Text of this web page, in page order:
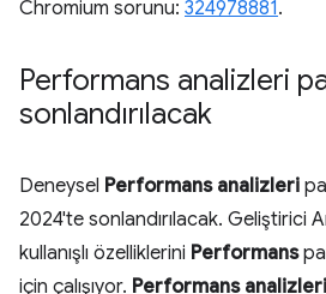
Chromium sorunu: 324978881.
Performans analizleri
sonlandırılacak
Deneysel Performans analizleri
2024'te sonlandırılacak. Geliştirici
kullanışlı özelliklerini Performans
için çalışıyor. Performans analizleri